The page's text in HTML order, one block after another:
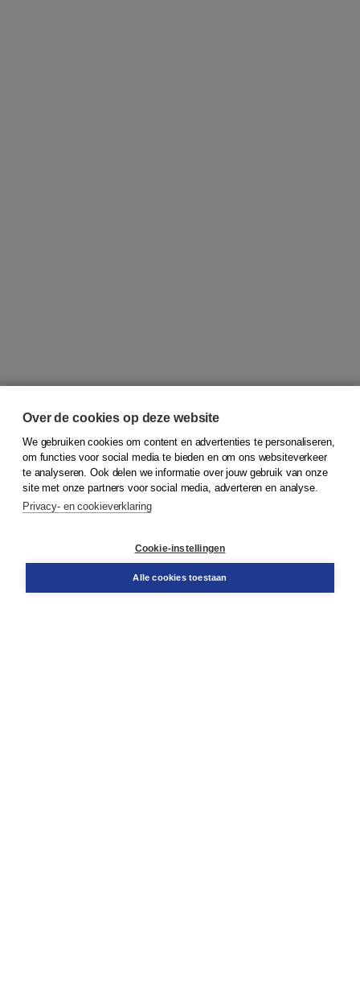
© 2026Koninklijke Boom uitgevers
Klantenservice
Snel bestellen
Over de cookies op deze website
We gebruiken cookies om content en advertenties te personaliseren,
om functies voor social media te bieden en om ons websiteverkeer
te analyseren. Ook delen we informatie over jouw gebruik van onze
site met onze partners voor social media, adverteren en analyse.
Privacy- en cookieverklaring
Cookie-instellingen
Alle cookies toestaan